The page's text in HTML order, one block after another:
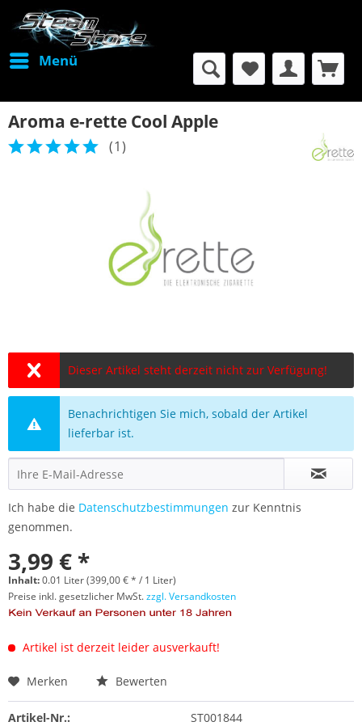
Menü
Aroma e-rette Cool Apple
(1)
Dieser Artikel steht derzeit nicht zur Verfügung!
Benachrichtigen Sie mich, sobald der Artikel
lieferbar ist.
Ich habe die Datenschutzbestimmungen zur Kenntnis
genommen.
3,99 € *
Inhalt:0.01 Liter (399,00 € * / 1 Liter)
Preise inkl. gesetzlicher MwSt.zzgl. Versandkosten
Artikel ist derzeit leider ausverkauft!
Merken Bewerten
Artikel-Nr.:
ST001844